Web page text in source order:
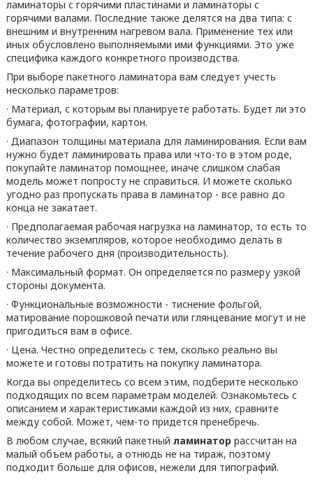
ламинаторы с горячими пластинами и ламинаторы с
горячими валами. Последние также делятся на два типа: с
внешним и внутренним нагревом вала. Применение тех или
иных обусловлено выполняемыми ими функциями. Это уже
специфика каждого конкретного производства.
При выборе пакетного ламинатора вам следует учесть
несколько параметров:
· Материал, с которым вы планируете работать. Будет ли это
бумага, фотографии, картон.
· Диапазон толщины материала для ламинирования. Если вам
нужно будет ламинировать права или что-то в этом роде,
покупайте ламинатор помощнее, иначе слишком слабая
модель может попросту не справиться. И можете сколько
угодно раз пропускать права в ламинатор - все равно до
конца не закатает.
· Предполагаемая рабочая нагрузка на ламинатор, то есть то
количество экземпляров, которое необходимо делать в
течение рабочего дня (производительность).
· Максимальный формат. Он определяется по размеру узкой
стороны документа.
· Функциональные возможности - тиснение фольгой,
матирование порошковой печати или глянцевание могут и не
пригодиться вам в офисе.
· Цена. Честно определитесь с тем, сколько реально вы
можете и готовы потратить на покупку ламинатора.
Когда вы определитесь со всем этим, подберите несколько
подходящих по всем параметрам моделей. Ознакомьтесь с
описанием и характеристиками каждой из них, сравните
между собой. Может, чем-то придется пренебречь.
В любом случае, всякий пакетный ламинатор рассчитан на
малый объем работы, а отнюдь не на тираж, поэтому
подходит больше для офисов, нежели для типографий.